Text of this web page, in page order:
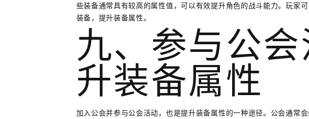
些装备通常具有较高的属性值，可以有效提升角色的战斗能力。玩家
装备，提升装备属性。
九、参与公
升装备属性
加入公会并参与公会活动，也是提升装备属性的一种途径。公会通常